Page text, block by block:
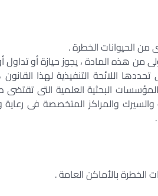
من الحيوانات الخطرة .
من هذه المادة ، يجوز حيازة أو
اللائحة التنفيذية لهذا
البحثية العلمية التى
والسيرك والمراكز المتخصصة فى
بالأماكن العامة .